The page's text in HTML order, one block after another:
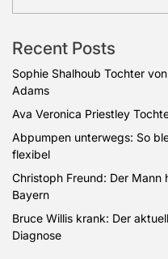
Recent Posts
Sophie Shalhoub Tochter
Adams
Ava Veronica Priestley
Abpumpen unterwegs: So
flexibel
Christoph Freund: Der Mann
Bayern
Bruce Willis krank: Der
Diagnose